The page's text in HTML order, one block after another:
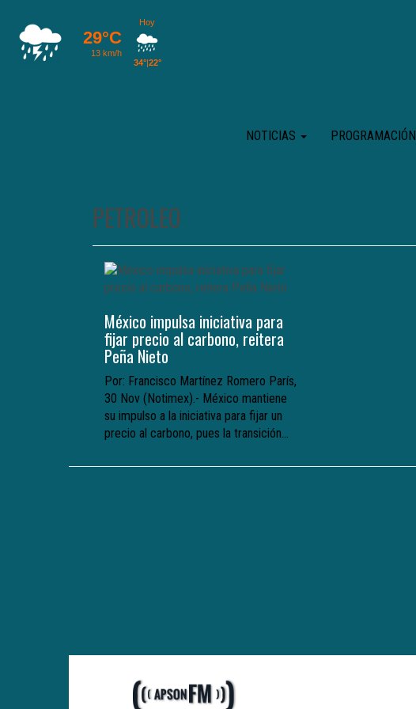
NOTICIAS PROGRAMACIÓN
PETROLEO
México impulsa iniciativa para
fijar precio al carbono, reitera
Peña Nieto
Por: Francisco Martínez Romero París,
30 Nov (Notimex).- México mantiene
su impulso a la iniciativa para fijar un
precio al carbono, pues la transición...